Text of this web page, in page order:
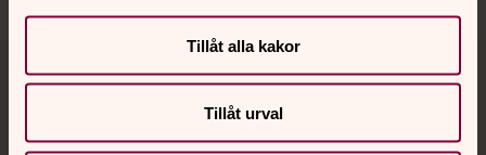
Tillåt alla kakor
Tillåt urval
Jourhavande präst
Akut samtals- och krisstöd. Prata eller chatta anonymt